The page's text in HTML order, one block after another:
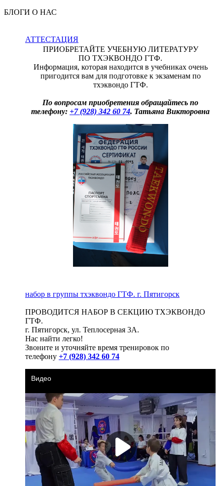
БЛОГИ О НАС
АТТЕСТАЦИЯ
ПРИОБРЕТАЙТЕ УЧЕБНУЮ ЛИТЕРАТУРУ
ПО ТХЭКВОНДО ГТФ.
Информация, которая находится в учебниках очень
пригодится вам для подготовке к экзаменам по
тхэквондо ГТФ.
По вопросам приобретения обращайтесь по
телефону: +7 (928) 342 60 74. Татьяна Викторовна
набор в группы тхэквондо ГТФ. г. Пятигорск
ПРОВОДИТСЯ НАБОР В СЕКЦИЮ ТХЭКВОНДО
ГТФ.
г. Пятигорск, ул. Теплосерная 3А.
Нас найти легко!
Звоните и уточняйте время тренировок по
телефону +7 (928) 342 60 74